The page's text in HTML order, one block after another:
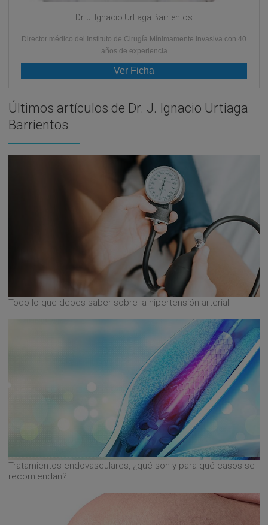
Dr. J. Ignacio Urtiaga Barrientos
Director médico del Instituto de Cirugía Mínimamente Invasiva con 40
años de experiencia
Ver Ficha
Últimos artículos de Dr. J. Ignacio Urtiaga
Barrientos
Todo lo que debes saber sobre la hipertensión arterial
Tratamientos endovasculares, ¿qué son y para qué casos se
recomiendan?